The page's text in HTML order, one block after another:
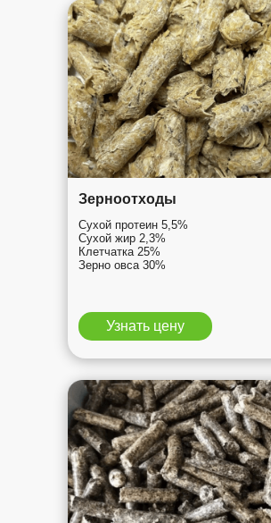
Зерноотходы
Сухой протеин 5,5%
Сухой жир 2,3%
Клетчатка 25%
Зерно овса 30%
Узнать цену